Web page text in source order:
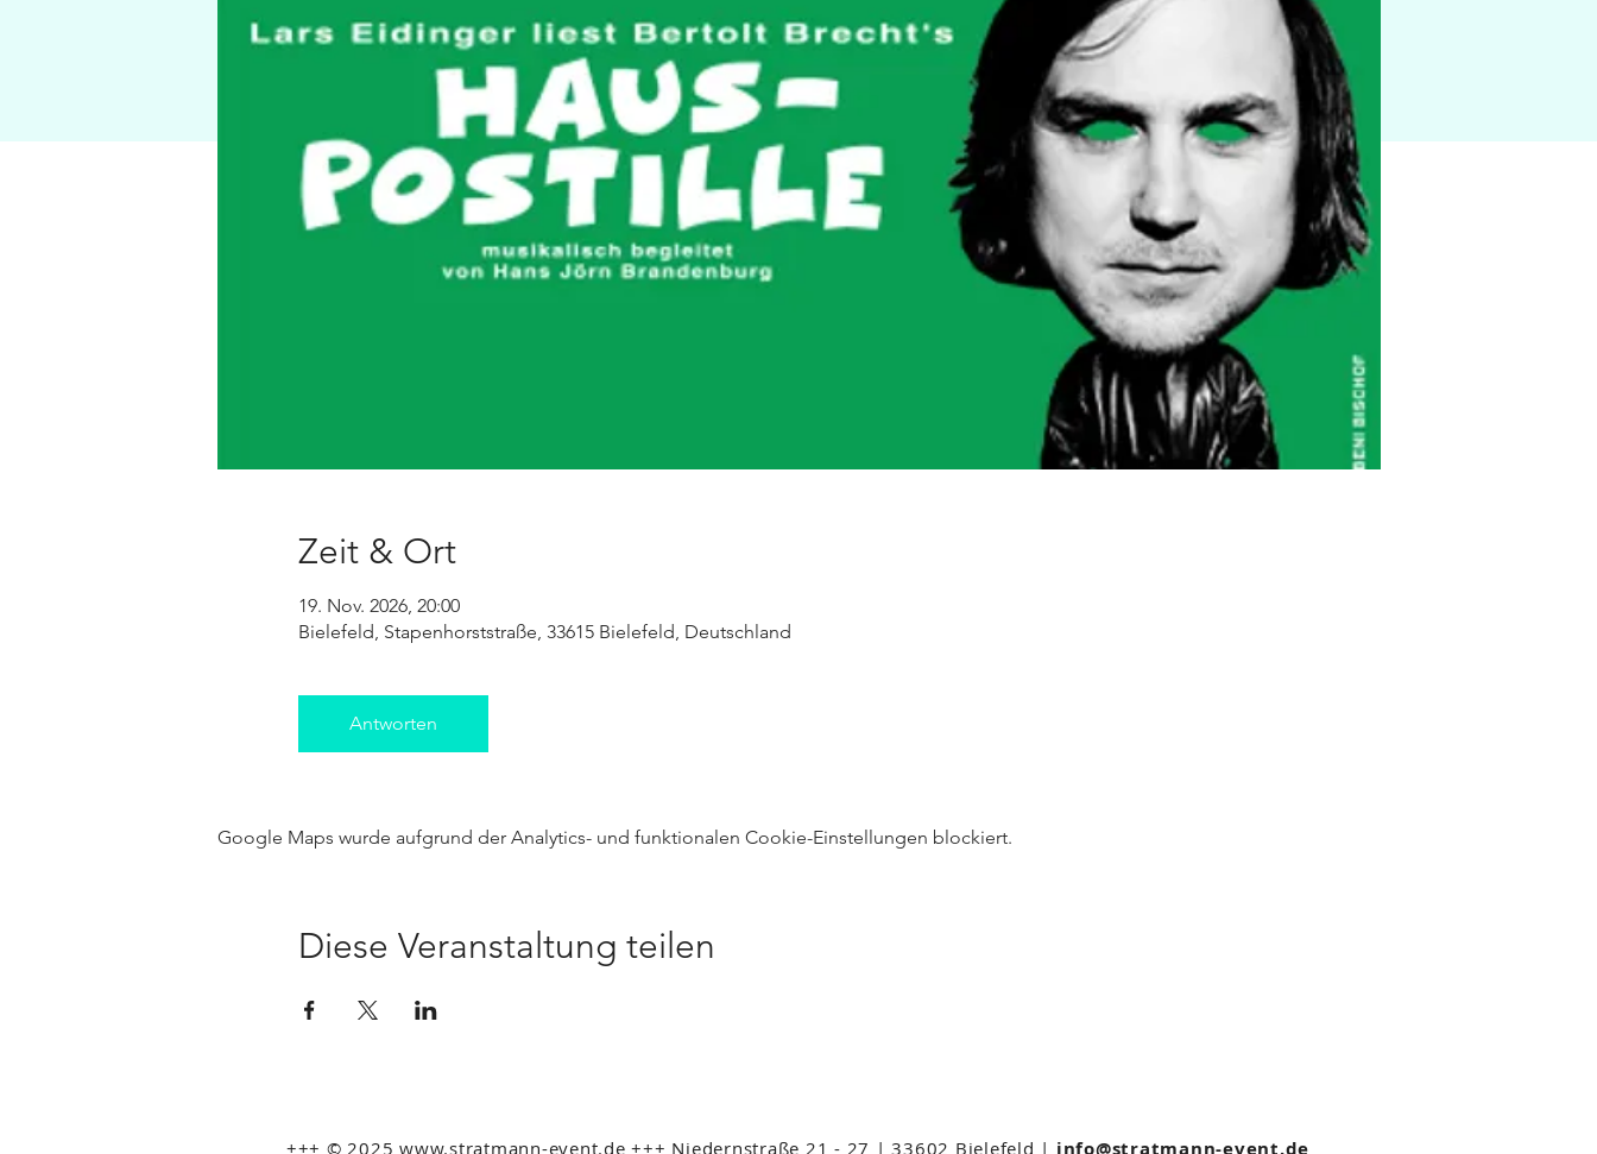
Zeit & Ort
19. Nov. 2026, 20:00
Bielefeld, Stapenhorststraße, 33615 Bielefeld, Deutschland
Antworten
Google Maps wurde aufgrund der Analytics- und funktionalen Cookie-Einstellungen blockiert.
Diese Veranstaltung teilen
+++ © 2025 www.stratmann-event.de +++ Niedernstraße 21 - 27 | 33602 Bielefeld | info@stratmann-event.de